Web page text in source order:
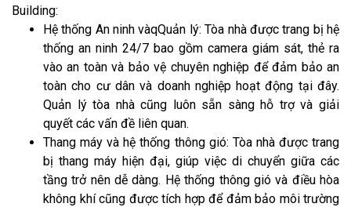
Building:
Hệ thống An ninh vàqQuản lý: Tòa nhà được trang bị hệ
thống an ninh 24/7 bao gồm camera giám sát, thẻ ra
vào an toàn và bảo vệ chuyên nghiệp để đảm bảo an
toàn cho cư dân và doanh nghiệp hoạt động tại đây.
Quản lý tòa nhà cũng luôn sẵn sàng hỗ trợ và giải
quyết các vấn đề liên quan.
Thang máy và hệ thống thông gió: Tòa nhà được trang
bị thang máy hiện đại, giúp việc di chuyển giữa các
tầng trở nên dễ dàng. Hệ thống thông gió và điều hòa
không khí cũng được tích hợp để đảm bảo môi trường